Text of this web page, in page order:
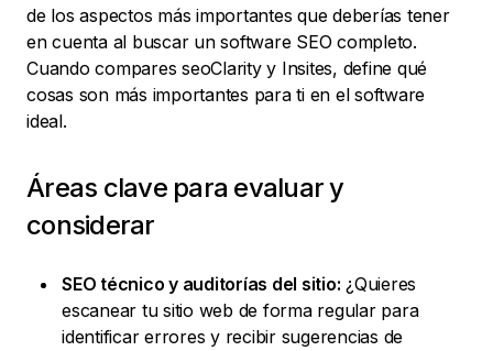
de los aspectos más importantes que deberías tener
en cuenta al buscar un software SEO completo.
Cuando compares seoClarity y Insites, define qué
cosas son más importantes para ti en el software
ideal.
Áreas clave para evaluar y
considerar
SEO técnico y auditorías del sitio: ¿Quieres
escanear tu sitio web de forma regular para
identificar errores y recibir sugerencias de